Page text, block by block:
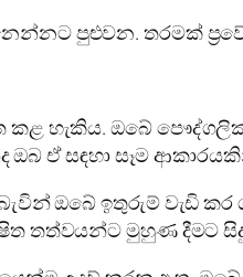
පුළුවන. තරමක්
කළ හැකිය. ඔබේ
ඒ සඳහා සෑම
ඔබේ ඉතුරුම් වැඩි
මුහුණ දීමට